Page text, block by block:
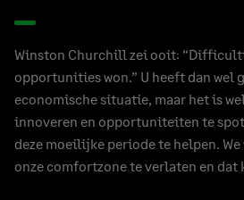
Winston Churchill zei ooit:
opportunities won.” U heeft dan wel
economische situatie, maar het is
innoveren en opportuniteiten te
deze moeilijke periode te helpen.
onze comfortzone te verlaten en